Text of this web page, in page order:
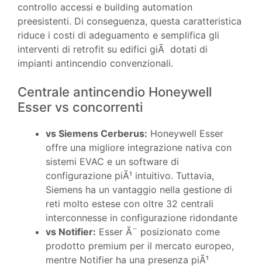
controllo accessi e building automation
preesistenti. Di conseguenza, questa caratteristica
riduce i costi di adeguamento e semplifica gli
interventi di retrofit su edifici giÃ dotati di
impianti antincendio convenzionali.
Centrale antincendio Honeywell
Esser vs concorrenti
vs Siemens Cerberus: Honeywell Esser
offre una migliore integrazione nativa con
sistemi EVAC e un software di
configurazione piÃ¹ intuitivo. Tuttavia,
Siemens ha un vantaggio nella gestione di
reti molto estese con oltre 32 centrali
interconnesse in configurazione ridondante
vs Notifier: Esser Ã¨ posizionato come
prodotto premium per il mercato europeo,
mentre Notifier ha una presenza piÃ¹